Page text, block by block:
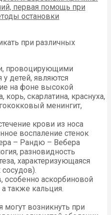
при различных
провоцирующими
детей, являются
на фоне высокой
корь, скарлатина, краснуха,
менингит,
крови из носа
воспаление стенок
– Рандю – Вебера
разновидность
характеризующаяся
особенно аскорбиновой
также кальция.
возникнуть при